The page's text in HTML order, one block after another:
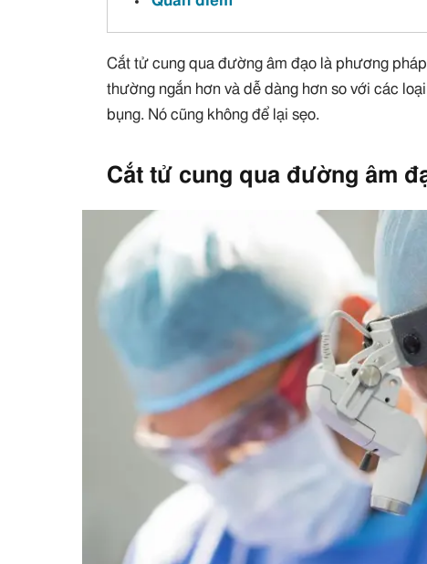
Cắt tử cung qua đường âm đạo là phương
thường ngắn hơn và dễ dàng hơn so với các
bụng. Nó cũng không để lại sẹo.
Cắt tử cung qua đường âm